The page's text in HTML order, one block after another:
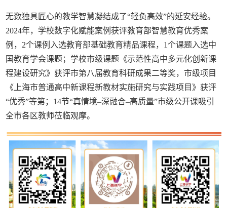
无数独具匠心的教学智慧凝结成了“轻负高效”的延安经验。
2024年，学校数字化赋能案例获评教育部智慧教育优秀案
例，2个课例入选教育部基础教育精品课程，1个课题入选中
国教育学会课题；学校市级课题《示范性高中多元化创新课
程建设研究》获评市第八届教育科研成果二等奖，市级项目
《上海市普通高中新课程新教材实施研究与实践项目》获评
“优秀”等第；14节“真情境–深融合–高质量”市级公开课吸引
全市各区教师莅临观摩。